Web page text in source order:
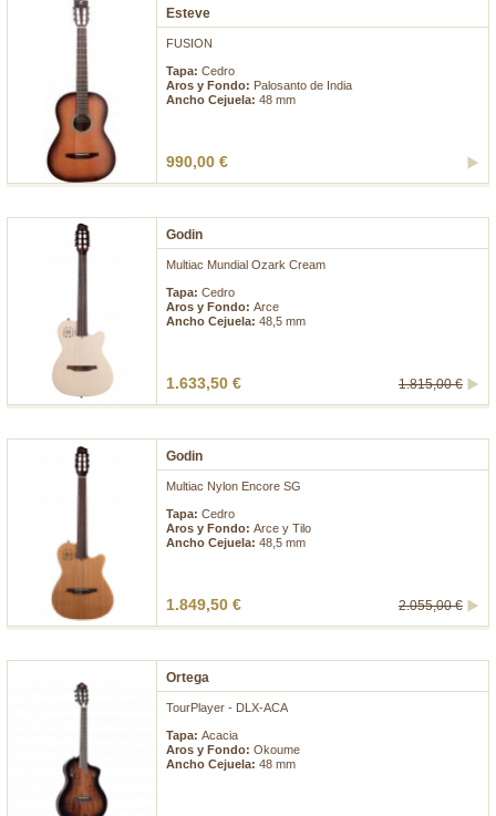
Esteve
FUSION
Tapa: Cedro
Aros y Fondo: Palosanto de India
Ancho Cejuela: 48 mm
990,00 €
Godin
Multiac Mundial Ozark Cream
Tapa: Cedro
Aros y Fondo: Arce
Ancho Cejuela: 48,5 mm
1.815,00 €
1.633,50 €
Godin
Multiac Nylon Encore SG
Tapa: Cedro
Aros y Fondo: Arce y Tilo
Ancho Cejuela: 48,5 mm
2.055,00 €
1.849,50 €
Ortega
TourPlayer - DLX-ACA
Tapa: Acacia
Aros y Fondo: Okoume
Ancho Cejuela: 48 mm